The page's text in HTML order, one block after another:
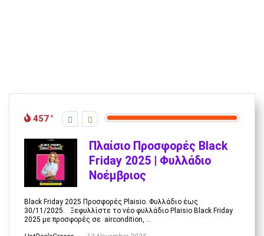
457
Πλαίσιο Προσφορές Black
Friday 2025 | Φυλλάδιο
Νοέμβριος
Black Friday 2025 Προσφορές Plaisio. Φυλλάδιο έως
30/11/2025. Ξεφυλλίστε το νέο φυλλάδιο Plaisio Black Friday
2025 με προσφορές σε aircondition, ...